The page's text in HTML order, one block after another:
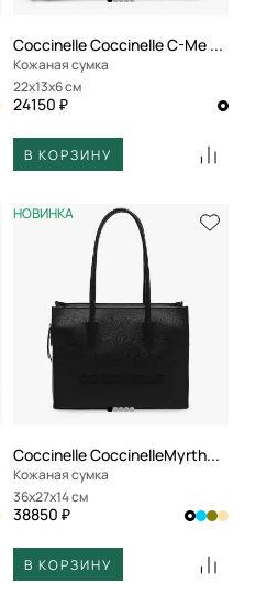
Coccinelle Coccinelle C-Me Lock
Кожаная сумка
22x13x6 см
24150 ₽
В КОРЗИНУ
НОВИНКА
Coccinelle CoccinelleMyrtha26
Кожаная сумка
36x27x14 см
38850 ₽
В КОРЗИНУ